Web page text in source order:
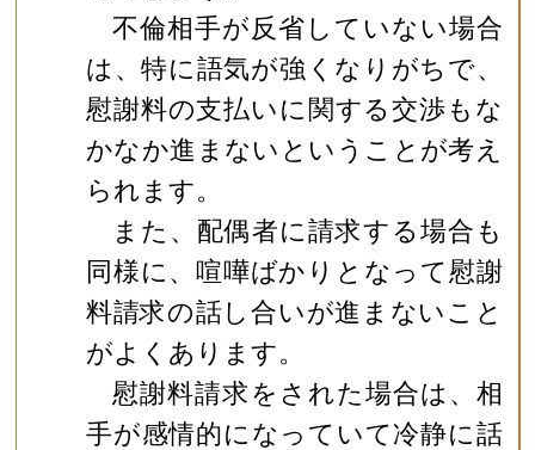
不倫相手が反省していない場合
は、特に語気が強くなりがちで、
慰謝料の支払いに関する交渉もな
かなか進まないということが考え
られます。
また、配偶者に請求する場合も
同様に、喧嘩ばかりとなって慰謝
料請求の話し合いが進まないこと
がよくあります。
慰謝料請求をされた場合は、相
手が感情的になっていて冷静に話